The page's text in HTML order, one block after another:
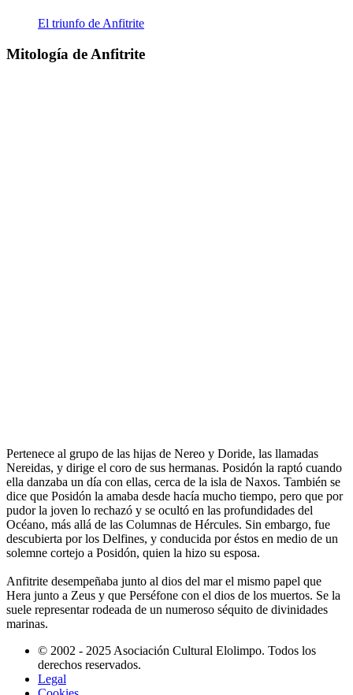
El triunfo de Anfitrite
Mitología de Anfitrite
Pertenece al grupo de las hijas de Nereo y Doride, las llamadas
Nereidas, y dirige el coro de sus hermanas. Posidón la raptó cuando
ella danzaba un día con ellas, cerca de la isla de Naxos. También se
dice que Posidón la amaba desde hacía mucho tiempo, pero que por
pudor la joven lo rechazó y se ocultó en las profundidades del
Océano, más allá de las Columnas de Hércules. Sin embargo, fue
descubierta por los Delfines, y conducida por éstos en medio de un
solemne cortejo a Posidón, quien la hizo su esposa.
Anfitrite desempeñaba junto al dios del mar el mismo papel que
Hera junto a Zeus y que Perséfone con el dios de los muertos. Se la
suele representar rodeada de un numeroso séquito de divinidades
marinas.
© 2002 - 2025 Asociación Cultural Elolimpo. Todos los
derechos reservados.
Legal